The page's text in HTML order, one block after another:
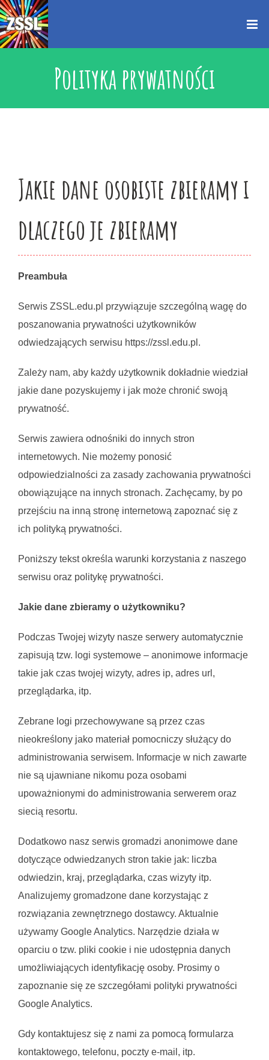
treści
Przejdź
do
zawartości
Polityka prywatności
Jakie dane osobiste zbieramy i
dlaczego je zbieramy
Preambuła
Serwis ZSSL.edu.pl przywiązuje szczególną wagę do
poszanowania prywatności użytkowników
odwiedzających serwisu https://zssl.edu.pl.
Zależy nam, aby każdy użytkownik dokładnie wiedział
jakie dane pozyskujemy i jak może chronić swoją
prywatność.
Serwis zawiera odnośniki do innych stron
internetowych. Nie możemy ponosić
odpowiedzialności za zasady zachowania prywatności
obowiązujące na innych stronach. Zachęcamy, by po
przejściu na inną stronę internetową zapoznać się z
ich polityką prywatności.
Poniższy tekst określa warunki korzystania z naszego
serwisu oraz politykę prywatności.
Jakie dane zbieramy o użytkowniku?
Podczas Twojej wizyty nasze serwery automatycznie
zapisują tzw. logi systemowe – anonimowe informacje
takie jak czas twojej wizyty, adres ip, adres url,
przeglądarka, itp.
Zebrane logi przechowywane są przez czas
nieokreślony jako materiał pomocniczy służący do
administrowania serwisem. Informacje w nich zawarte
nie są ujawniane nikomu poza osobami
upoważnionymi do administrowania serwerem oraz
siecią resortu.
Dodatkowo nasz serwis gromadzi anonimowe dane
dotyczące odwiedzanych stron takie jak: liczba
odwiedzin, kraj, przeglądarka, czas wizyty itp.
Analizujemy gromadzone dane korzystając z
rozwiązania zewnętrznego dostawcy. Aktualnie
używamy Google Analytics. Narzędzie działa w
oparciu o tzw. pliki cookie i nie udostępnia danych
umożliwiających identyfikację osoby. Prosimy o
zapoznanie się ze szczegółami polityki prywatności
Google Analytics.
Gdy kontaktujesz się z nami za pomocą formularza
kontaktowego, telefonu, poczty e-mail, itp.